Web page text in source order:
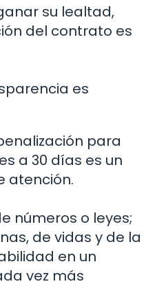
su lealtad,
del contrato es
es
para
a 30 días es un
atención.
números o leyes;
de vidas y de la
en un
vez más